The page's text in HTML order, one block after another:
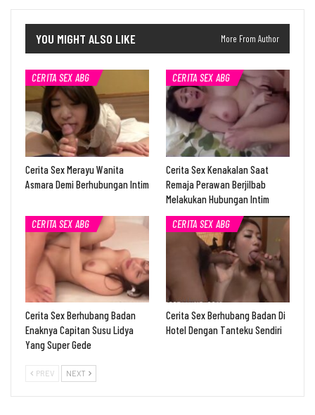
YOU MIGHT ALSO LIKE More From Author
CERITA SEX ABG
Cerita Sex Merayu Wanita
Asmara Demi Berhubungan Intim
CERITA SEX ABG
Cerita Sex Kenakalan Saat
Remaja Perawan Berjilbab
Melakukan Hubungan Intim
CERITA SEX ABG
Cerita Sex Berhubang Badan
Enaknya Capitan Susu Lidya
Yang Super Gede
CERITA SEX ABG
Cerita Sex Berhubang Badan Di
Hotel Dengan Tanteku Sendiri
PREV NEXT